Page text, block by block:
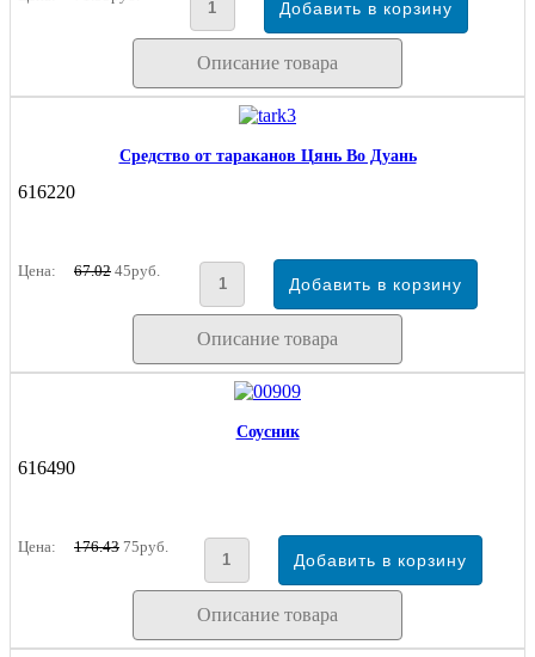
Описание товара
Средство от тараканов Цянь Во Дуань
616220
Цена: 67.02 45руб.
Описание товара
Соусник
616490
Цена: 176.43 75руб.
Описание товара